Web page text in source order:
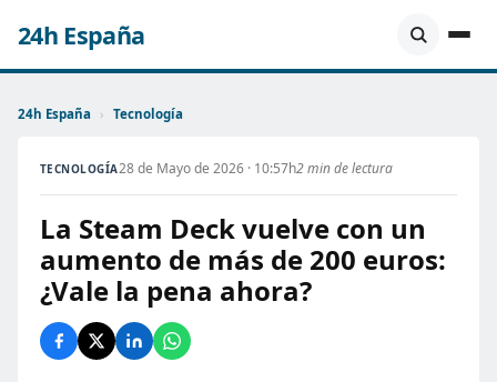
24h España
24h España › Tecnología
TECNOLOGÍA28 de Mayo de 2026 · 10:57h2 min de lectura
La Steam Deck vuelve con un
aumento de más de 200 euros:
¿Vale la pena ahora?